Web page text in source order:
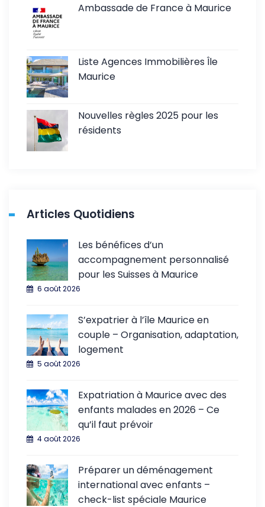
Ambassade de France à Maurice
Liste Agences Immobilières Île
Maurice
Nouvelles règles 2025 pour les
résidents
Articles Quotidiens
Les bénéfices d’un
accompagnement personnalisé
pour les Suisses à Maurice
6 août 2026
S’expatrier à l’île Maurice en
couple – Organisation, adaptation,
logement
5 août 2026
Expatriation à Maurice avec des
enfants malades en 2026 – Ce
qu’il faut prévoir
4 août 2026
Préparer un déménagement
international avec enfants –
check-list spéciale Maurice